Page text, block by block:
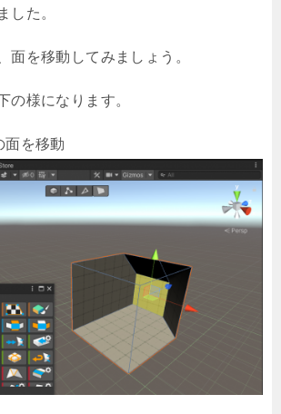
した。
面を移動してみましょう。
の様になります。
面を移動